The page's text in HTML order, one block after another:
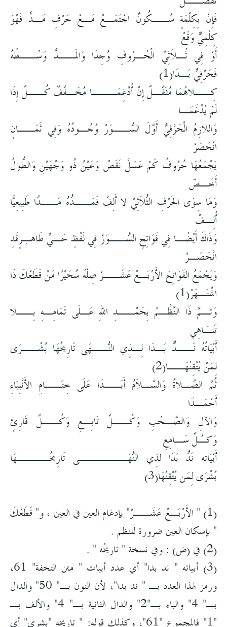
فَإِنْ بِكِلْمَةٍ سُــكُونٌ اجْتَمَـعْ مَـعْ حَرْفِ مَـدٍّ فَهْوَ
كِلْمِيٌّ وَقَعْ
أَوْ فِي ثُـلاَثِيِّ الْحُـرُوفِ وُجِدَا وَالمَــدُّ وَسْــطُهُ
فَحَرْفِيٌّ بَـدَا(1)
كِــلاهُمَا مُثَقَّـلٌ إِنْ أُدْغِمَـــا مُخَـفَّفٌ كُــلٌ إِذَا
لَمْ يُدْغَمَـا
وَاللازِمُ الْحَرْفِيُّ أَوَّلَ السُّــوَرْ وُجُـودُهُ وَفِي ثَمَــانٍ
انْحَصَرْ
يَجْمَعُهَا حُرُوفُ كَمْ عَسَلْ نَقَصْ وَعَيْنُ ذُو وَجْهَيْنِ وَالطُّولُ
أَخَـصّ
وَمَا سِوَى الحَرْفِ الثُّلاَثِيْ لا أَلِفْ فَمَــدُّهُ مَــدَّا طَبِيعِيًّا
أُلِـفْ
وَذَاكَ أَيْضًـا فِي فَوَاتِحِ السُّــوَرْ فِي لَفْظِ حَـيٍّ طَاهـِرٍقَدِ
انْحَصَـرْ
وَيَجْمَعُ الفَوَاتِحَ الأَرْبَـعْ عَشَــرْ صِلْهُ سُحَيْرًا مَنْ قَطَعْكَ ذَا
اشْتَـهَرْ(1)
وَتـمَّ ذَا النَّظْـمُ بِحَمْــدِ اللهِ عَـلَى تَمَامِـهِ بِــلا
تَنـَاهِي
أَبْيَاتُهُ نَــدٌّ بَـدَا لِـذِي النُّــهَى تَارِيخُهَا بُشْــرَى
لِمَنْ يُتْقِنُهَــا(2)
ثُمَّ الصَّـلاةُ وَالسَّـلاَمُ أَبَــدَا عَلَى خِتَــامِ الأَنْبِيَاءِ
أَحْمَـدَا
وَالآلِ وَالصَّـحْبِ وَكُــلِّ تَابِـعِ وَكُــلِّ قَارِئٍ
وَكـُلِّ سَـامِعِ
أَبْيَاته نَدٌّ بَدَا لذِي النُّهَــــــى تَارِيخُــــهَا
بُشْرَى لِمَن يُتْقِنُهَا(3)
(1) " الأَرْبَـعْ عَشَــرْ" بإدغام العين في العين ، و" قَطَعْكَ
" بإسكان العين ضرورة للنظم .
(2) في (ض) : وفي نسخة " تاريخُه " .
(3) أبياته " ند بدا" أي عدد أبيات " متن التحفة" 61،
ورمز لهذا العدد بـ " ند بدا"، لأن النون بـ" 50" والدال
بـ" 4" والباء بـ"2" والدال الثانية بـ" 4" والألف بـ
"1" فالمجموع "61"، وكذلك قوله: " تاريخه "بشرى" أي